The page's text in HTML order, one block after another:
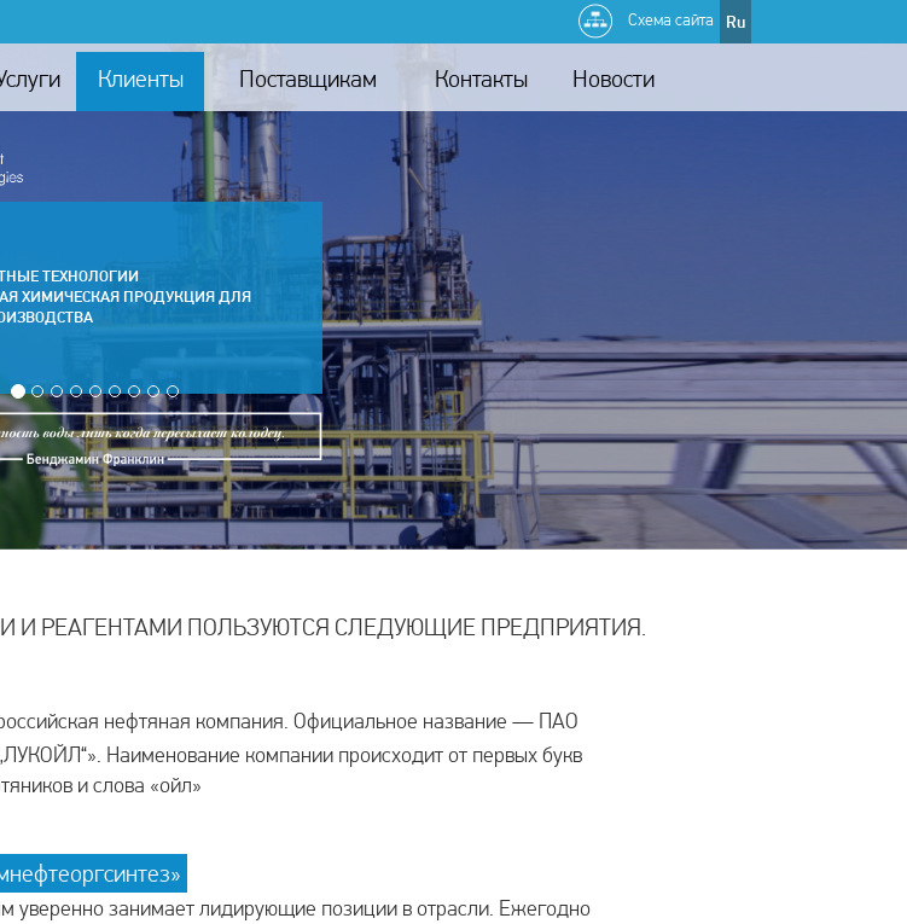
Схема сайта Ru
Клиенты Поставщикам Контакты Новости
ТЕХНОЛОГИИ
ХИМИЧЕСКАЯ ПРОДУКЦИЯ ДЛЯ
И РЕАГЕНТАМИ ПОЛЬЗУЮТСЯ СЛЕДУЮЩИЕ ПРЕДПРИЯТИЯ.
нефтяная компания. Официальное название — ПАО
Наименование компании происходит от первых букв
и слова «ойл»
уверенно занимает лидирующие позиции в отрасли. Ежегодно